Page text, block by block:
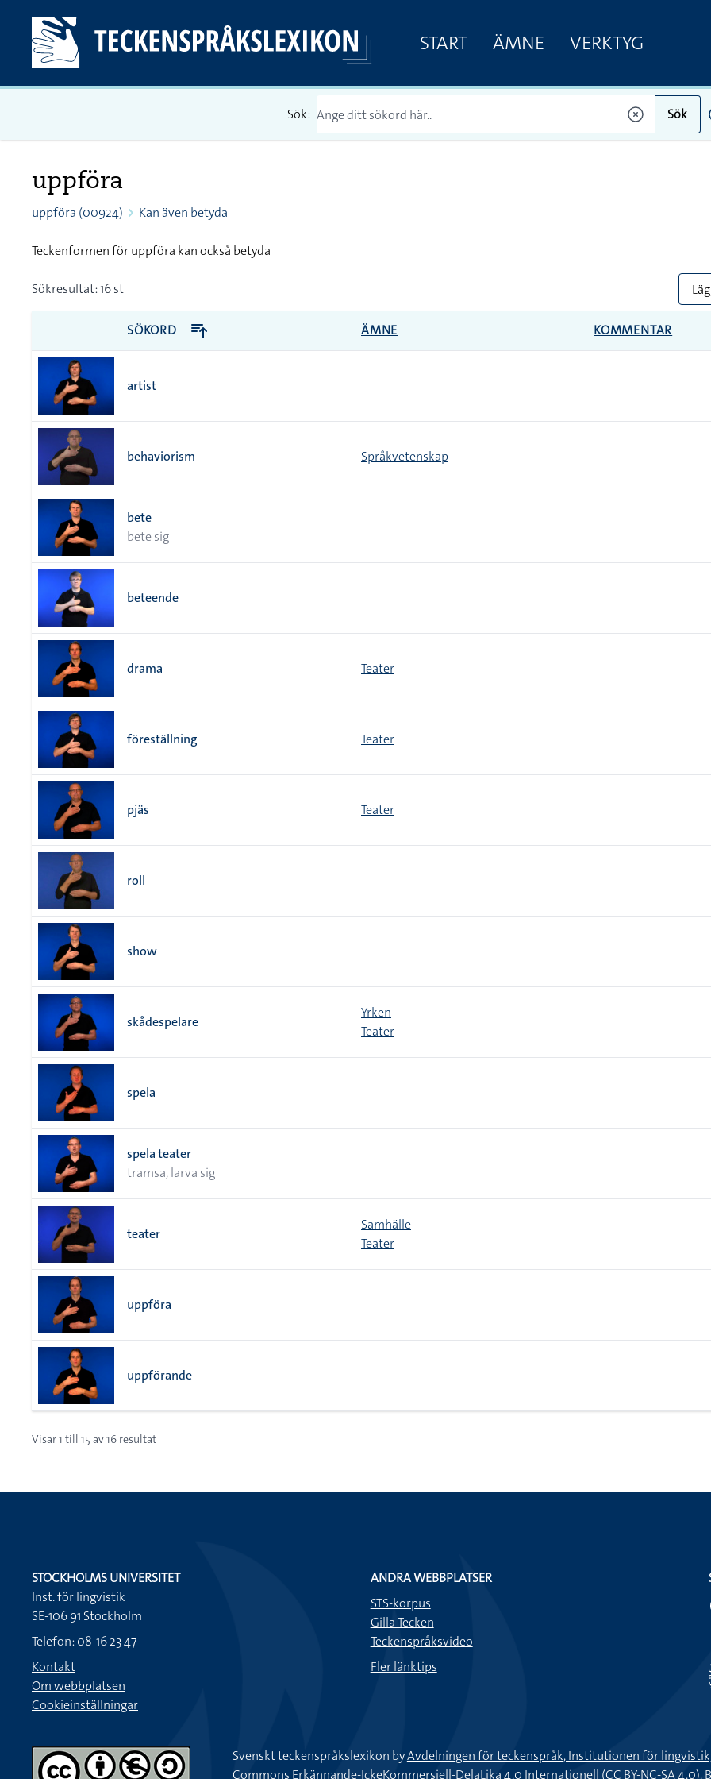
START ÄMNE VERKTYG
Sök: Sök
uppföra
uppföra (00924) Kan även betyda
Teckenformen för uppföra kan också betyda
Sökresultat: 16 st
SÖKORD ÄMNE KOMMENTAR
artist
behaviorism Språkvetenskap
bete
bete sig
beteende
drama Teater
föreställning Teater
pjäs Teater
roll
show
skådespelare
Yrken
Teater
spela
spela teater
tramsa, larva sig
teater
Samhälle
Teater
uppföra
uppförande
Visar1 till 15 av16 resultat
STOCKHOLMS UNIVERSITET
Inst. för lingvistik
SE-106 91 Stockholm
Telefon: 08-16 23 47
Kontakt
Om webbplatsen
Cookieinställningar
ANDRA WEBBPLATSER
STS-korpus
Gilla Tecken
Teckenspråksvideo
Fler länktips
Svenskt teckenspråkslexikon byAvdelningen för teckenspråk, Institutionen för
Commons Erkännande-IckeKommersiell-DelaLika 4.0 Internationell (CC BY-NC-SA 4.0).